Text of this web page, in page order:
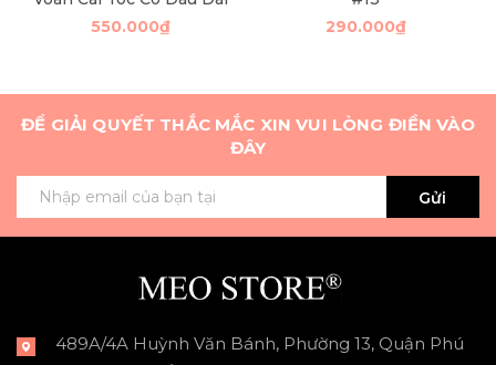
550.000₫
290.000₫
ĐỂ GIẢI QUYẾT THẮC MẮC XIN VUI LÒNG ĐIỀN VÀO
ĐÂY
Gửi
489A/4A Huỳnh Văn Bánh, Phường 13, Quận Phú